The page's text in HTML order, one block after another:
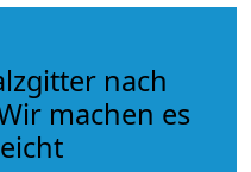
nach
machen es